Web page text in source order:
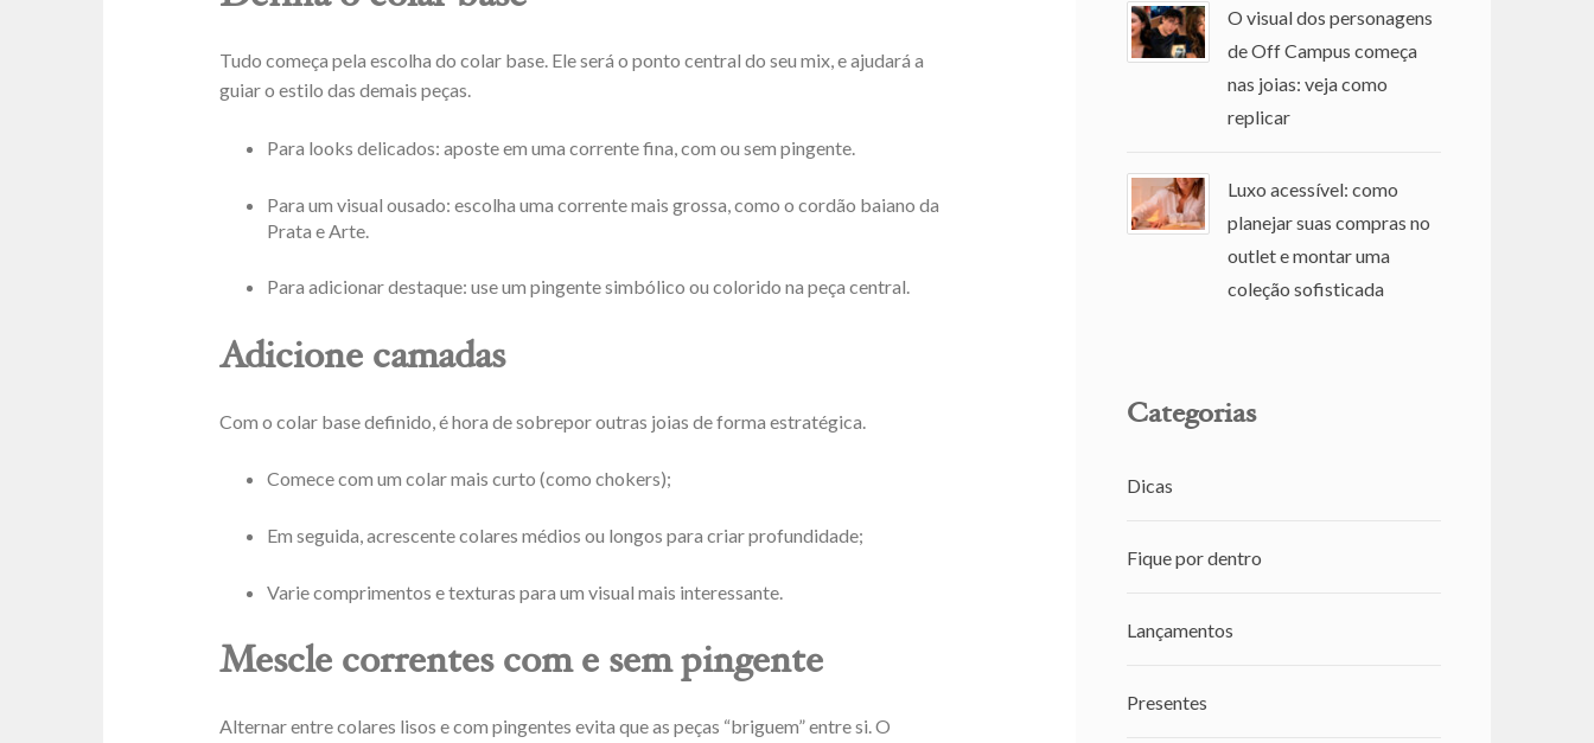
Tudo começa pela escolha do colar base. Ele será o ponto central do seu mix, e ajudará a
guiar o estilo das demais peças.
Para looks delicados: aposte em uma corrente fina, com ou sem pingente.
Para um visual ousado: escolha uma corrente mais grossa, como o cordão baiano da
Prata e Arte.
Para adicionar destaque: use um pingente simbólico ou colorido na peça central.
Adicione camadas
Com o colar base definido, é hora de sobrepor outras joias de forma estratégica.
Comece com um colar mais curto (como chokers);
Em seguida, acrescente colares médios ou longos para criar profundidade;
Varie comprimentos e texturas para um visual mais interessante.
Mescle correntes com e sem pingente
Alternar entre colares lisos e com pingentes evita que as peças “briguem” entre si. O
O visual dos personagens
de Off Campus começa
nas joias: veja como
replicar
Luxo acessível: como
planejar suas compras no
outlet e montar uma
coleção sofisticada
Categorias
Dicas
Fique por dentro
Lançamentos
Presentes